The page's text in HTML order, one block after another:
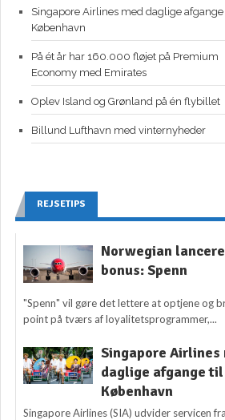
Singapore Airlines med daglige
København
På ét år har 160.000 fløjet på Premium
Economy med Emirates
Oplev Island og Grønland på én flybillet
Billund Lufthavn med vinternyheder
REJSETIPS
Norwegian
bonus: Spenn
"Spenn" vil gøre det lettere at optjene og
point på tværs af loyalitetsprogrammer,...
Singapore Airlines
daglige afgange til
København
Singapore Airlines (SIA) udvider servicen fra